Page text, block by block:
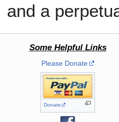
and a
Some Helpful Links
Please Donate
Donate